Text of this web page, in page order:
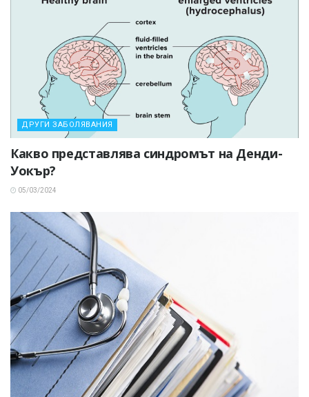
ДРУГИ ЗАБОЛЯВАНИЯ
Какво представлява синдромът на Денди-
Уокър?
05/03/2024